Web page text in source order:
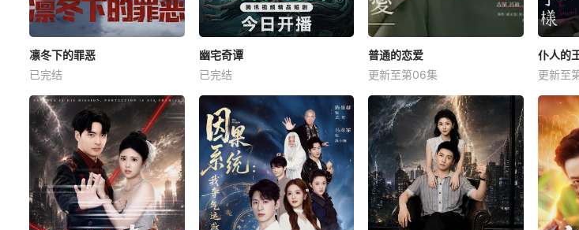
凛冬下的罪恶
已完结
幽宅奇谭
已完结
普通的恋爱
更新至第06集
仆人的
更新至